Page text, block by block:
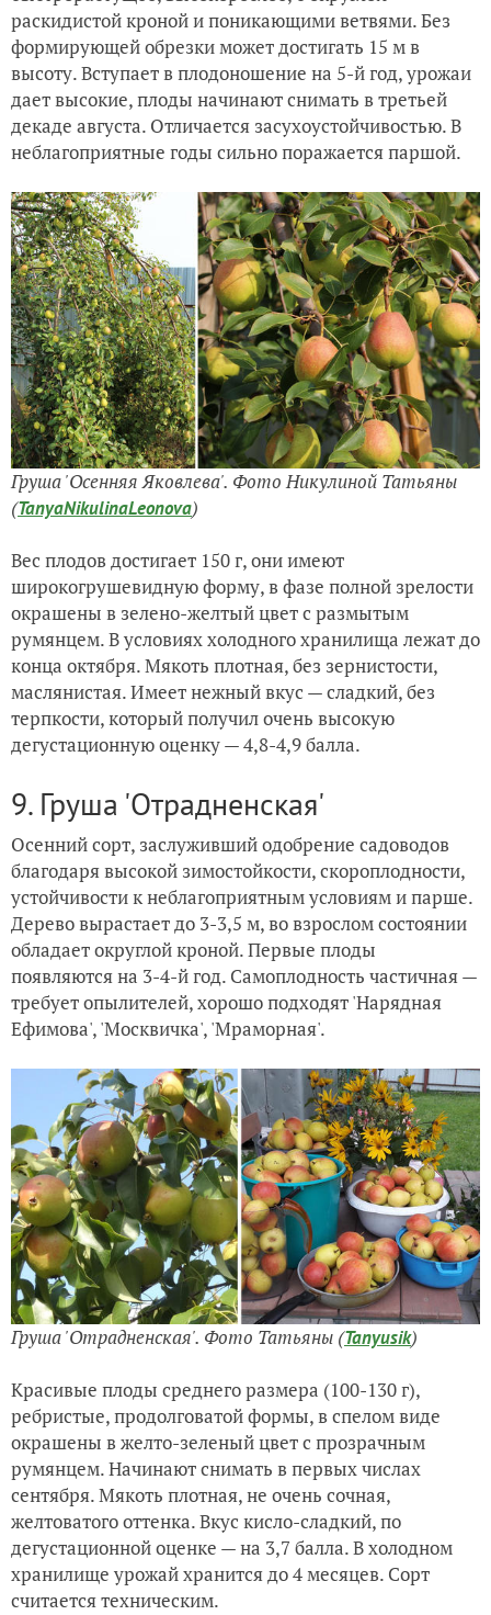
раскидистой кроной и поникающими ветвями. Без
формирующей обрезки может достигать 15 м в
высоту. Вступает в плодоношение на 5-й год, урожаи
дает высокие, плоды начинают снимать в третьей
декаде августа. Отличается засухоустойчивостью. В
неблагоприятные годы сильно поражается паршой.
Груша 'Осенняя Яковлева'. Фото Никулиной Татьяны
(TanyaNikulinaLeonova)
Вес плодов достигает 150 г, они имеют
широкогрушевидную форму, в фазе полной зрелости
окрашены в зелено-желтый цвет с размытым
румянцем. В условиях холодного хранилища лежат до
конца октября. Мякоть плотная, без зернистости,
маслянистая. Имеет нежный вкус — сладкий, без
терпкости, который получил очень высокую
дегустационную оценку — 4,8-4,9 балла.
9. Груша 'Отрадненская'
Осенний сорт, заслуживший одобрение садоводов
благодаря высокой зимостойкости, скороплодности,
устойчивости к неблагоприятным условиям и парше.
Дерево вырастает до 3-3,5 м, во взрослом состоянии
обладает округлой кроной. Первые плоды
появляются на 3-4-й год. Самоплодность частичная —
требует опылителей, хорошо подходят 'Нарядная
Ефимова', 'Москвичка', 'Мраморная'.
Груша 'Отрадненская'. Фото Татьяны (Tanyusik)
Красивые плоды среднего размера (100-130 г),
ребристые, продолговатой формы, в спелом виде
окрашены в желто-зеленый цвет с прозрачным
румянцем. Начинают снимать в первых числах
сентября. Мякоть плотная, не очень сочная,
желтоватого оттенка. Вкус кисло-сладкий, по
дегустационной оценке — на 3,7 балла. В холодном
хранилище урожай хранится до 4 месяцев. Сорт
считается техническим.